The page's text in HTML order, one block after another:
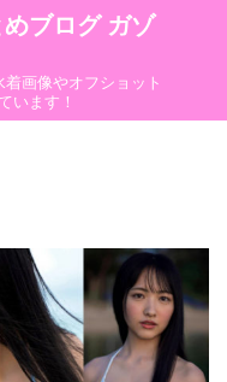
ブログ ガゾ
画像やオフショット
います！